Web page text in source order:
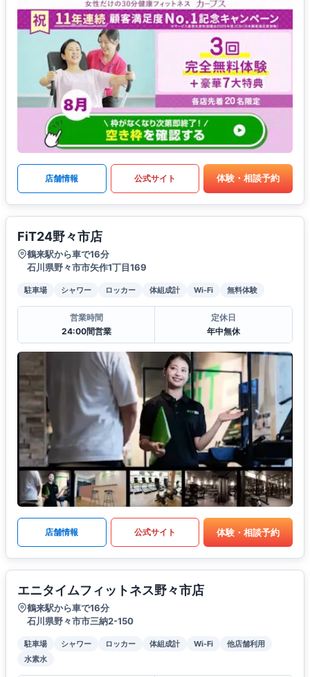
店舗情報 公式サイト 体験・相談予約
FiT24野々市店
鶴来駅から車で16分
石川県野々市市矢作1丁目169
駐車場 シャワー ロッカー 体組成計 Wi-Fi 無料体験
営業時間
24:00間営業
定休日
年中無休
店舗情報 公式サイト 体験・相談予約
エニタイムフィットネス野々市店
鶴来駅から車で16分
石川県野々市市三納2-150
駐車場 シャワー ロッカー 体組成計 Wi-Fi
他店舗利用
水素水